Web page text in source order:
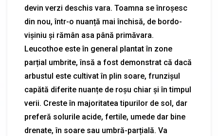
devin verzi deschis vara. Toamna se înroșesc
din nou, într-o nuanță mai închisă, de bordo-
vișiniu și rămân asa până primăvara.
Leucothoe este în general plantat în zone
parțial umbrite, însă a fost demonstrat că dacă
arbustul este cultivat în plin soare, frunzișul
capătă diferite nuanțe de roșu chiar și în timpul
verii. Creste în majoritatea tipurilor de sol, dar
preferă solurile acide, fertile, umede dar bine
drenate, în soare sau umbră-parțială. Va